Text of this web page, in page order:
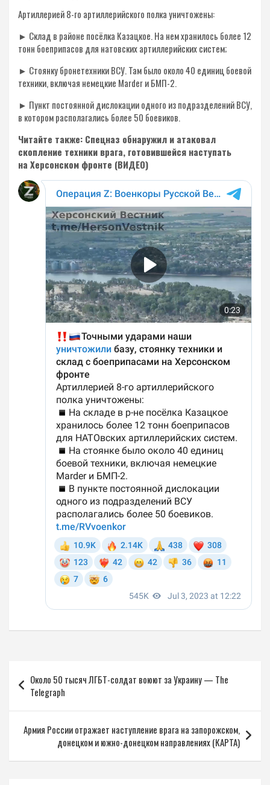
Артиллерией 8-го артиллерийского полка уничтожены:
► Склад в районе посëлка Казацкое. На нем хранилось более 12
тонн боеприпасов для натовских артиллерийских систем;
► Стоянку бронетехники ВСУ. Там было около 40 единиц боевой
техники, включая немецкие Marder и БМП-2.
► Пункт постоянной дислокации одного из подразделений ВСУ,
в котором располагались более 50 боевиков.
Читайте также: Спецназ обнаружил и атаковал
скопление техники врага, готовившейся наступать
на Херсонском фронте (ВИДЕО)
Навигация
по
записям
Около 50 тысяч ЛГБТ-солдат воюют за Украину — The
Telegraph
Армия России отражает наступление врага на запорожском,
донецком и южно-донецком направлениях (КАРТА)